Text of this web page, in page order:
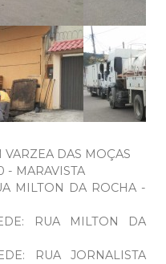
DAS MOÇAS
- MARAVISTA
MILTON DA ROCHA -
RUA MILTON DA
RUA JORNALISTA